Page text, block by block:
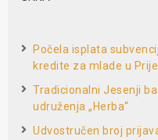
Počela isplata
kredite za mlade u
Tradicionalni Jesenji
udruženja „Herba“
Udvostručen broj